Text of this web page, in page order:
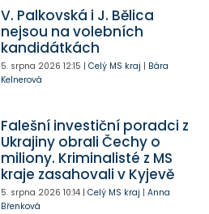
V. Palkovská i J. Bělica
nejsou na volebních
kandidátkách
5. srpna 2026 12:15 | Celý MS kraj | Bára
Kelnerová
Falešní investiční poradci z
Ukrajiny obrali Čechy o
miliony. Kriminalisté z MS
kraje zasahovali v Kyjevě
5. srpna 2026 10:14| Celý MS kraj | Anna
Břenková